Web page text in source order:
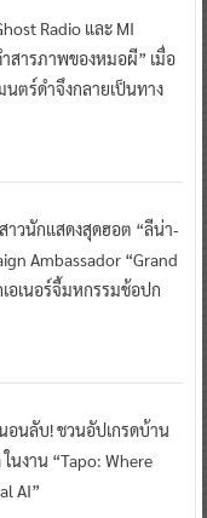
Radio และ MI
ำสารภาพของหมอผี” เมื่อ
ตร์ดำจึงกลายเป็นทาง
าวนักแสดงสุดฮอต “ลีน่า-
Ambassador “Grand
อเนอร์จี้มหกรรมช้อปก
อนลับ! ชวนอัปเกรดบ้าน
นงาน “Tapo: Where
AI”